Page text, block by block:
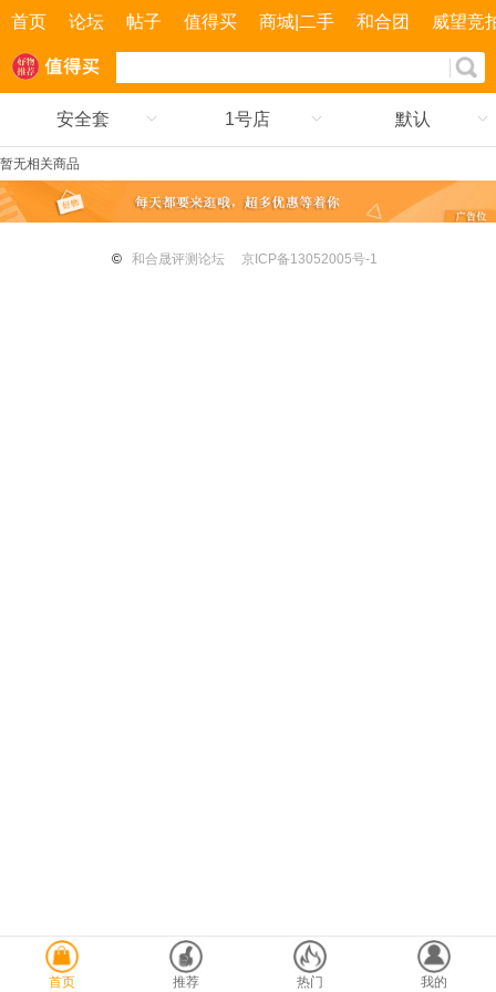
首页 论坛 帖子 值得买 商城|二手 和合团 威望竞
安全套 1号店 默认
暂无相关商品
首页 推荐 热门 我的
© 和合晟评测论坛 京ICP备13052005号-1